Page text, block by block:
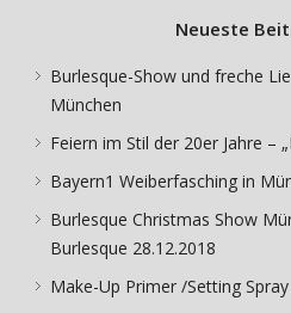
Neueste
Burlesque-Show und freche
München
Feiern im Stil der 20er Jahre –
Bayern1 Weiberfasching in
Burlesque Christmas Show
Burlesque 28.12.2018
Make-Up Primer /Setting